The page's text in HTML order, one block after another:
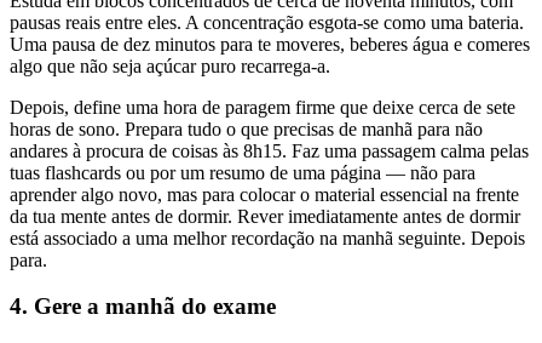
pausas reais entre eles. A concentração esgota-se como uma bateria.
Uma pausa de dez minutos para te moveres, beberes água e comeres
algo que não seja açúcar puro recarrega-a.
Depois, define uma hora de paragem firme que deixe cerca de sete
horas de sono. Prepara tudo o que precisas de manhã para não
andares à procura de coisas às 8h15. Faz uma passagem calma pelas
tuas flashcards ou por um resumo de uma página — não para
aprender algo novo, mas para colocar o material essencial na frente
da tua mente antes de dormir. Rever imediatamente antes de dormir
está associado a uma melhor recordação na manhã seguinte. Depois
para.
4. Gere a manhã do exame